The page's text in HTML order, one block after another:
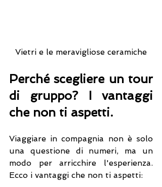
Vietri e le meravigliose ceramiche
Perché scegliere un tour
di gruppo? I vantaggi
che non ti aspetti.
Viaggiare in compagnia non è solo
una questione di numeri, ma un
modo per arricchire l'esperienza.
Ecco i vantaggi che non ti aspetti: